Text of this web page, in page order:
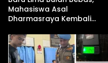
Mahasiswa Asal
Dharmasraya Kembali